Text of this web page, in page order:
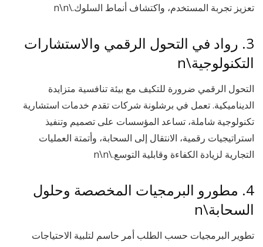
تعزيز تجربة المستخدم، واكتشاف أنماط السلوك.\n\n
3. رواد في التحول الرقمي والاستشارات
التكنولوجية\n
التحول الرقمي ضرورة للتكيف مع بيئة تنافسية متزايدة
الديناميكية. تعمل في برشلونة شركات تقدم خدمات استشارية
تكنولوجية شاملة، تساعد المؤسسات على تصميم وتنفيذ
استراتيجيات رقمية، الانتقال إلى السحابة، وأتمتة العمليات
التجارية لزيادة الكفاءة وقابلية التوسع.\n\n
4. مطورو البرمجيات المخصصة وحلول
السحابة\n
تطوير البرمجيات حسب الطلب أمر حاسم لتلبية الاحتياجات